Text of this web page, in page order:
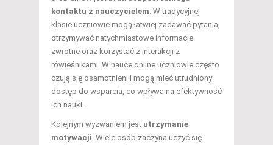
kontaktu z nauczycielem . W tradycyjnej
klasie uczniowie mogą łatwiej zadawać pytania,
otrzymywać natychmiastowe informacje
zwrotne oraz korzystać z interakcji z
rówieśnikami. W nauce online uczniowie często
czują się osamotnieni i mogą mieć utrudniony
dostęp do wsparcia, co wpływa na efektywność
ich nauki.
Kolejnym wyzwaniem jest utrzymanie
motywacji . Wiele osób zaczyna uczyć się